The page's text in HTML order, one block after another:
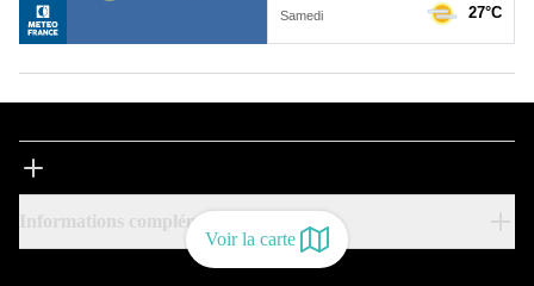
Voir la carte
Informations complémentaires